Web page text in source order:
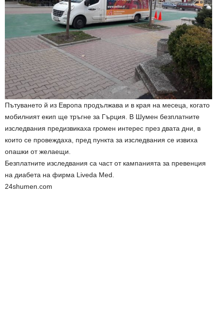
Пътуването й из Европа продължава и в края на месеца, когато
мобилният екип ще тръгне за Гърция. В Шумен безплатните
изследвания предизвикаха громен интерес през двата дни, в
които се провеждаха, пред пункта за изследвания се извиха
опашки от желаещи.
Безплатните изследвания са част от кампанията за превенция
на диабета на фирма Liveda Med.
24shumen.com